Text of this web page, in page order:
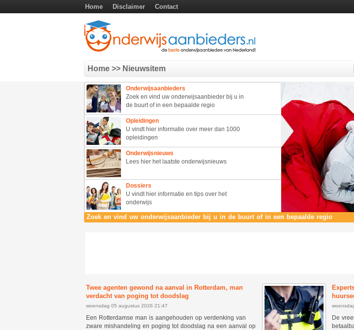
Home Disclaimer Contact
Home>> Nieuwsitem
Onderwijsaanbieders
Zoek en vind uw onderwijsaanbieder bij u in
de buurt of in een bepaalde regio
Opleidingen
U vindt hier informatie over meer dan 1000
opleidingen
Onderwijsnieuws
Lees hier het laatste onderwijsnieuws
Dossiers
U vindt hier informatie en tips over het
onderwijs
Zoek en vind uw onderwijsaanbieder bij u in de buurt of in een bepaalde regio
Twee agenten gewond na aanval in Rotterdam, man
verdacht van poging tot doodslag
woensdag 05 augustus 2026 21:47
Een Rotterdamse man is aangehouden op verdenking van
zware mishandeling en poging tot doodslag na een aanval op
De